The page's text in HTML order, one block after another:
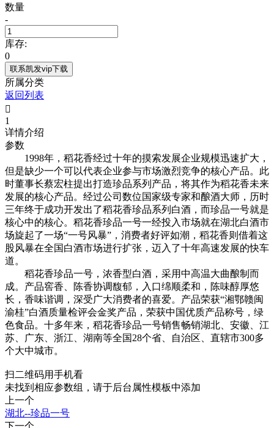
数量
-
库存:
0
联系凯发vip下载
所属分类
返回列表

1
详情介绍
参数
1998年，稻花香经过十年的摸索发展企业规模迅速扩大，
但是缺少一个可以代表企业参与市场激烈竞争的核心产品。此
时董事长蔡宏柱提出打造珍品系列产品，将其作为稻花香未来
发展的核心产品。经过公司数位国家级专家和酿酒大师，历时
三年终于成功开发出了稻花香珍品系列白酒，而珍品一号就是
核心中的核心。稻花香珍品一号一经投入市场就在湖北白酒市
场旋起了一场“一号风暴”，消费者好评如潮，稻花香则借着这
股风暴在全国白酒市场进行扩张，迈入了十年高速发展的快车
道。
稻花香珍品一号，浓香型白酒，采用中高温大曲酿制而
成。产品窖香、陈香协调馥郁，入口绵顺柔和，陈味醇厚悠
长，香味谐调，深受广大消费者的喜爱。产品荣获“湘鄂赣闽
渝桂”白酒质量检评会金奖产品，荣获中国优质产品称号，绿
色食品。十多年来，稻花香珍品一号销售畅销湖北、安徽、江
苏、广东、浙江、湖南等全国28个省、自治区、直辖市300多
个大中城市。
扫二维码用手机看
未找到相应参数组，请于后台属性模板中添加
上一个
湖北--珍品一号
下一个